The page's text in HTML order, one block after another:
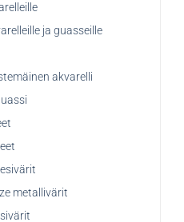
ja guasseille
akvarelli
metallivärit